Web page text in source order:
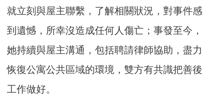
就立刻與屋主聯繫，了解相關狀況，對事件感
到遺憾，所幸沒造成任何人傷亡；事發至今，
她持續與屋主溝通，包括聘請律師協助，盡力
恢復公寓公共區域的環境，雙方有共識把善後
工作做好。